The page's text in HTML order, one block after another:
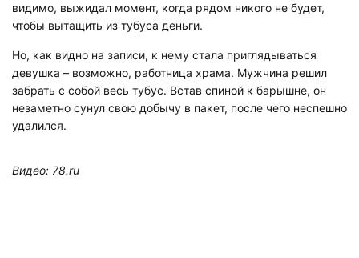
видимо, выжидал момент, когда рядом никого не будет,
чтобы вытащить из тубуса деньги.
Но, как видно на записи, к нему стала приглядываться
девушка – возможно, работница храма. Мужчина решил
забрать с собой весь тубус. Встав спиной к барышне, он
незаметно сунул свою добычу в пакет, после чего неспешно
удалился.
Видео: 78.ru